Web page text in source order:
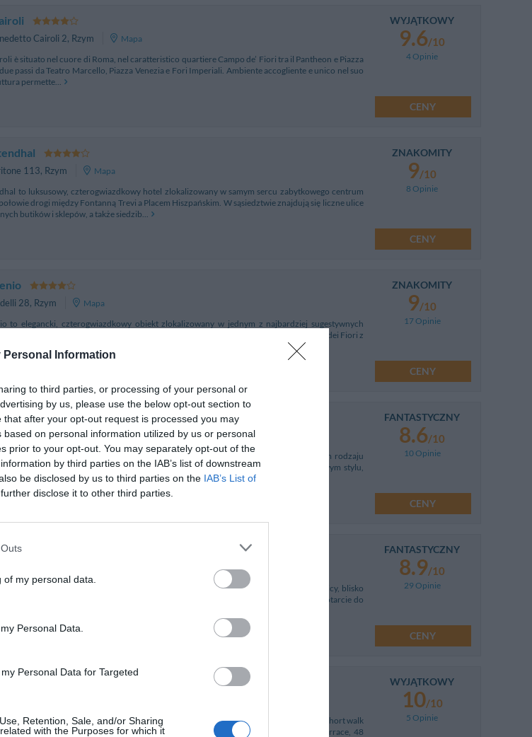
Personal Information
to third parties, or processing of your personal or
by us, please use the below opt-out section to
after your opt-out request is processed you may
on personal information utilized by us or personal
prior to your opt-out. You may separately opt-out of the
by third parties on the IAB’s list of downstream
be disclosed by us to third parties on the IAB’s List of
disclose it to other third parties.
my personal data.
Personal Data.
Personal Data for Targeted
Retention, Sale, and/or Sharing
with the Purposes for which it
Cairoli 2, Rzym
Mapa
è situato nel cuore di Roma, nel caratteristico quartiere Campo de’ Fiori tra il Pantheon e Piazza
passi da Teatro Marcello, Piazza Venezia e Fori Imperiali. Ambiente accogliente e unico nel suo
permette...
WYJĄTKOWY
9.6/10
4 Opinie
CENY
113, Rzym
Mapa
to luksusowy, czterogwiazdkowy hotel zlokalizowany w samym sercu zabytkowego centrum
drogi między Fontanną Trevi a Placem Hiszpańskim. W sąsiedztwie znajdują się liczne ulice
butików i sklepów, a także siedzib...
ZNAKOMITY
9/10
8 Opinie
CENY
28, Rzym
Mapa
to elegancki, czterogwiazdkowy obiekt zlokalizowany w jednym z najbardziej sugestywnych
– tuż naprzeciwko barokowego placu Navona, nieopodal Panteonu i placu Campo dei Fiori z
ZNAKOMITY
9/10
17 Opinie
CENY
De Michaelis
14, Rzym
Mapa
Dimora De Michaelis położony jest w samym sercu urzekającego i jedynego w swoim rodzaju
centrum Rzymu, nieopodal Placu Hiszpańskiego, Piazza Navona – placu w barokowym stylu,
Bazyliki św. Piotra Hotel oferuje możliwość...
FANTASTYCZNY
8.6/10
10 Opinie
CENY
to przyjemny 3 gwiazdkowy hotel usytuowany w niedawno odrestaurowanej kamienicy, blisko
Repubblica, w Rzymie. Jego centralna pozycja umożliwia Gościom szybkie i sprawne dotarcie do
FANTASTYCZNY
8.9/10
29 Opinie
CENY
set in a beautiful late 19th-century Art Nouveau building located in the heart of Rome, a short walk
Termini train station, Via Veneto and Villa Borghese. The hotel has a large, romantic terrace, 48
WYJĄTKOWY
10/10
5 Opinie